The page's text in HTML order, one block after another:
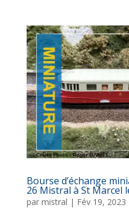
Bourse d’échange
26 Mistral à St Marcel
par mistral | Fév 19, 2023